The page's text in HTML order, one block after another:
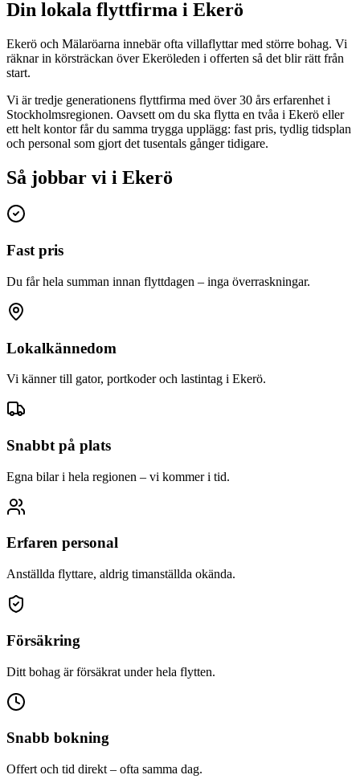
Din lokala flyttfirma i Ekerö
Ekerö och Mälaröarna innebär ofta villaflyttar med större bohag. Vi
räknar in körsträckan över Ekeröleden i offerten så det blir rätt från
start.
Vi är tredje generationens flyttfirma med över 30 års erfarenhet i
Stockholmsregionen. Oavsett om du ska flytta en tvåa i Ekerö eller
ett helt kontor får du samma trygga upplägg: fast pris, tydlig tidsplan
och personal som gjort det tusentals gånger tidigare.
Så jobbar vi i Ekerö
Fast pris
Du får hela summan innan flyttdagen – inga överraskningar.
Lokalkännedom
Vi känner till gator, portkoder och lastintag i Ekerö.
Snabbt på plats
Egna bilar i hela regionen – vi kommer i tid.
Erfaren personal
Anställda flyttare, aldrig timanställda okända.
Försäkring
Ditt bohag är försäkrat under hela flytten.
Snabb bokning
Offert och tid direkt – ofta samma dag.